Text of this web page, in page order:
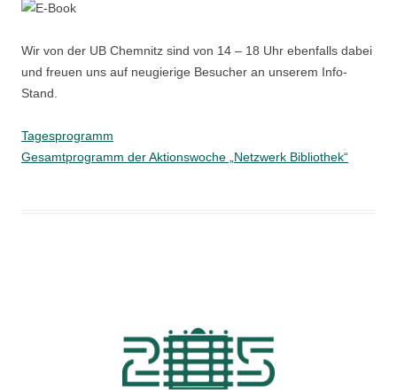
Wir von der UB Chemnitz sind von 14 – 18 Uhr ebenfalls dabei
und freuen uns auf neugierige Besucher an unserem Info-
Stand.
Tagesprogramm
Gesamtprogramm der Aktionswoche „Netzwerk Bibliothek“